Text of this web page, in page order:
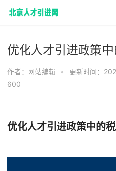
优化人才引进政策
作者：网站编辑 • 更新时间：
600
优化人才引进政策中的